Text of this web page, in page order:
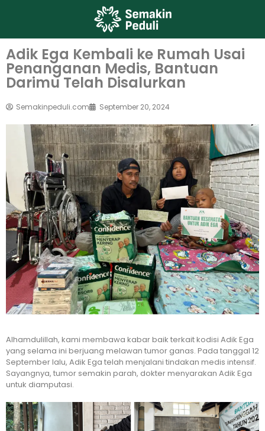
Adik Ega Kembali ke Rumah Usai
Penanganan Medis, Bantuan
Darimu Telah Disalurkan
Semakinpeduli.com September 20, 2024
Alhamdulillah, kami membawa kabar baik terkait kodisi Adik Ega
yang selama ini berjuang melawan tumor ganas. Pada tanggal 12
September lalu, Adik Ega telah menjalani tindakan medis intensif.
Sayangnya, tumor semakin parah, dokter menyarakan Adik Ega
untuk diamputasi.